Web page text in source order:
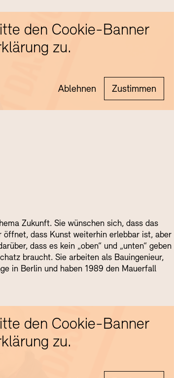
den Cookie-Banner
zu.
Ablehnen Zustimmen
Zukunft. Sie wünschen sich, dass das
öffnet, dass Kunst weiterhin erlebbar ist, aber
dass es kein „oben“ und „unten“ geben
braucht. Sie arbeiten als Bauingenieur,
in Berlin und haben 1989 den Mauerfall
den Cookie-Banner
zu.